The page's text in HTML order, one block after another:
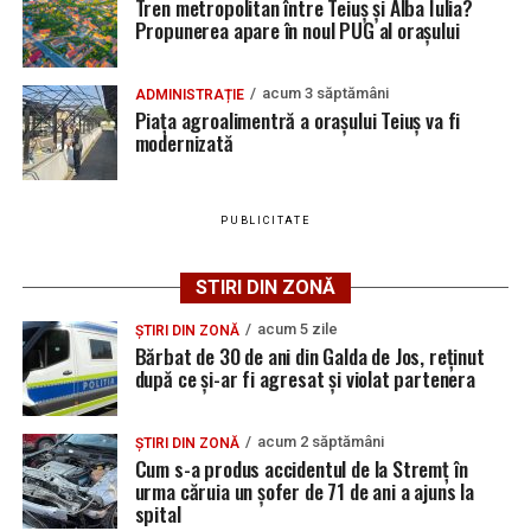
vacante
Bărbat de 30 de ani din Galda de Jos, reținut după
ce și-ar fi agresat și violat partenera
ce și-ar fi agresat și violat partenera
La data de 19 iulie, polițiștii din Teiuș au dispus reținerea
acestuia pentru 24 de ore, iar cercetările continuă sub
aspectul săvârșirii infracțiunilor de amenințare și
distrugere.
preferată pe Google
Urmărește Ziarul Unirea pe Social Media
YouTube Instagram WhatsApp TikTok
Tren metropolitan între Teiuș și Alba Iulia?
Propunerea apare în noul PUG al orașului
ADMINISTRAȚIE acum 3 săptămâni
Piața agroalimentră a orașului Teiuș va fi
modernizată
PUBLICITATE
STIRI DIN ZONĂ
ȘTIRI DIN ZONĂ acum 5 zile
Bărbat de 30 de ani din Galda de Jos, reținut
după ce și-ar fi agresat și violat partenera
ȘTIRI DIN ZONĂ acum 2 săptămâni
Cum s-a produs accidentul de la Stremț în
urma căruia un șofer de 71 de ani a ajuns la
spital